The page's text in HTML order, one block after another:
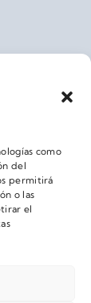
como
del
permitirá
o las
el